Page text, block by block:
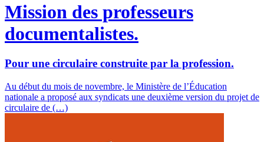
Mission des professeurs
documentalistes.
Pour une circulaire construite par la profession.
Au début du mois de novembre, le Ministère de l’Éducation
nationale a proposé aux syndicats une deuxième version du projet de
circulaire de (…)